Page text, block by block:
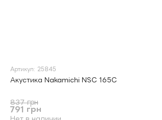
Артикул: 25845
Акустика Nakamichi NSC 165C
837 грн
791 грн